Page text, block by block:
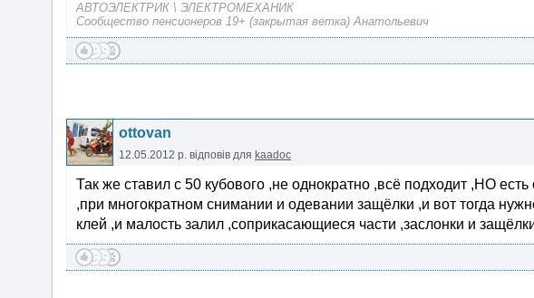
АВТОЭЛЕКТРИК \ ЭЛЕКТРОМЕХАНИК
Сообщество пенсионеров 19+ (закрытая ветка) Анатольевич
ottovan
12.05.2012 р. відповів для kaadoc
Так же ставил с 50 кубового ,не однократно ,всё подходит ,НО
,при многократном снимании и одевании защёлки ,и вот тогда
клей ,и малость залил ,соприкасающиеся части ,заслонки и